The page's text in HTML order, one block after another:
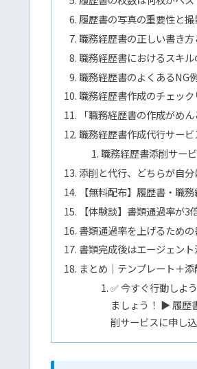
履歴書の写真の重要性と撮
職務経歴書の正しい書き方
職務経歴書におけるスキ
職務経歴書のよくあるNG
職務経歴書作成のチェック
「職務経歴書の作成がめ
職務経歴書作成代行サー
職務経歴書添削サー
添削と代行、どちらが自分
【無料配布】履歴書・職
【体験談】書類通過率が3
書類通過率を上げるため
書類完成後はエージェン
まとめ｜テンプレート＋
✅ 今すぐ行動しよ
ましょう！ ▶ 履歴
削サービスに申し